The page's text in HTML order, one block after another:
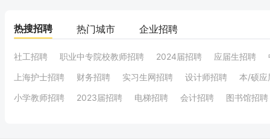
热搜招聘 热门城市 企业招聘
社工招聘 职业中专院校教师招聘 2024届招聘 应届生招聘
上海护士招聘
财务招聘 实习生网招聘 设计师招聘
本/硕应
小学教师招聘
2023届招聘 电梯招聘 会计招聘 图书馆招聘